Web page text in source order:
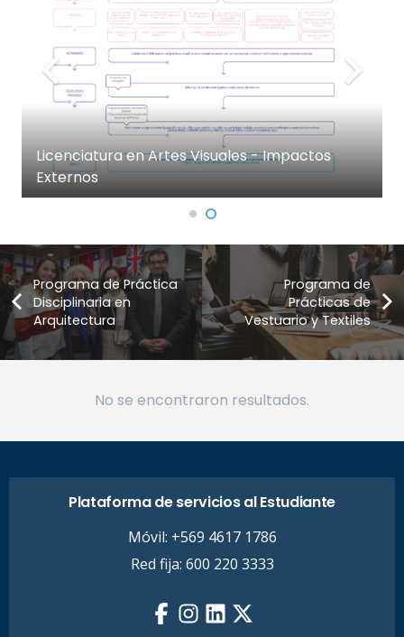
Licenciatura en Artes Visuales - Impactos
Externos
Programa de Práctica
Disciplinaria en
Arquitectura
Programa de
Prácticas de
Vestuario y Textiles
No se encontraron resultados.